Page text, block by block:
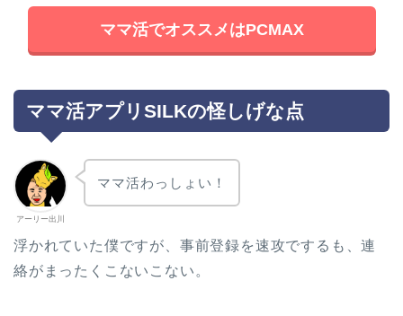
ママ活でオススメはPCMAX
ママ活アプリSILKの怪しげな点
アーリー出川
ママ活わっしょい！
浮かれていた僕ですが、事前登録を速攻でするも、連
絡がまったくこないこない。